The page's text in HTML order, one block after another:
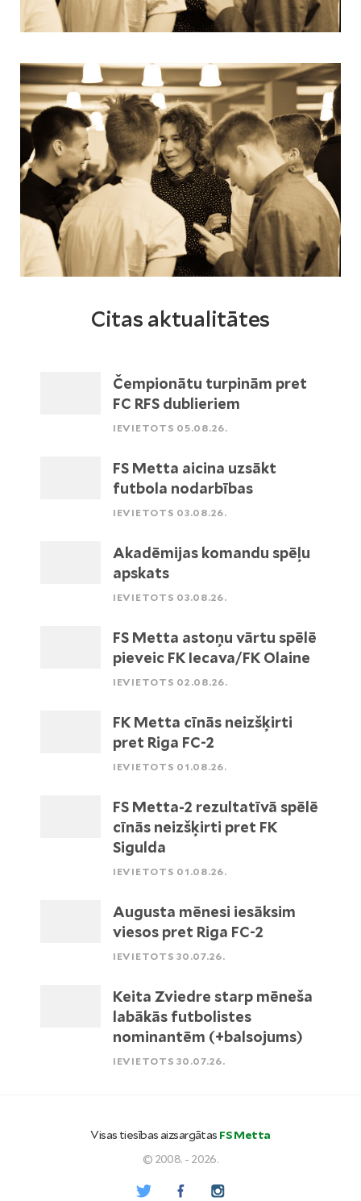
Citas aktualitātes
Čempionātu turpinām pret
FC RFS dublieriem
IEVIETOTS 05.08.26.
FS Metta aicina uzsākt
futbola nodarbības
IEVIETOTS 03.08.26.
Akadēmijas komandu spēļu
apskats
IEVIETOTS 03.08.26.
FS Metta astoņu vārtu spēlē
pieveic FK Iecava/FK Olaine
IEVIETOTS 02.08.26.
FK Metta cīnās neizšķirti
pret Riga FC-2
IEVIETOTS 01.08.26.
FS Metta-2 rezultatīvā spēlē
cīnās neizšķirti pret FK
Sigulda
IEVIETOTS 01.08.26.
Augusta mēnesi iesāksim
viesos pret Riga FC-2
IEVIETOTS 30.07.26.
Keita Zviedre starp mēneša
labākās futbolistes
nominantēm (+balsojums)
IEVIETOTS 30.07.26.
Visas tiesības aizsargātas FS Metta
© 2008. - 2026.